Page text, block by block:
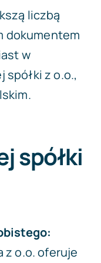
liczbą
dokumentem
w
z o.o.,
spółki
z o.o. oferuje